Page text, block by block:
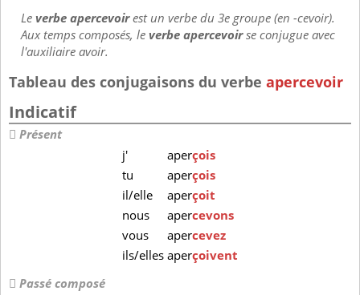
Leverbe apercevoirest un verbe du 3e groupe (en -cevoir).
Aux temps composés, leverbe apercevoirse conjugue avec
l'auxiliaire avoir.
Tableau des conjugaisons du verbe apercevoir
Indicatif
Présent
j'
aperçois
tu
aperçois
il/elle
aperçoit
nous
apercevons
vous
apercevez
ils/ellesaperçoivent
Passé composé